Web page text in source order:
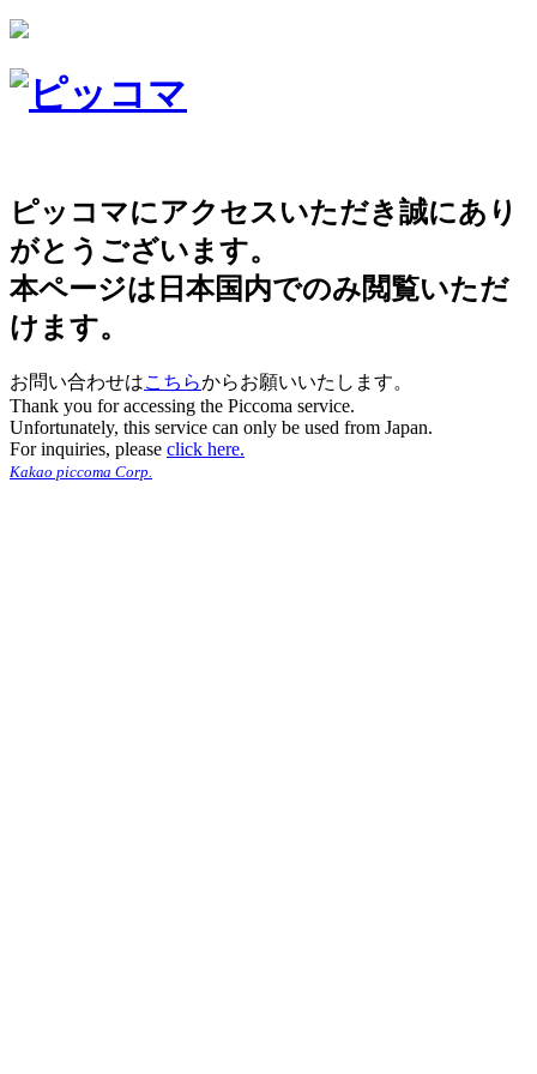
ピッコマにアクセスいただき誠にあり
がとうございます。
本ページは日本国内でのみ閲覧いただ
けます。
お問い合わせはこちらからお願いいたします。
Thank you for accessing the Piccoma service.
Unfortunately, this service can only be used from Japan.
For inquiries, please click here.
Kakao piccoma Corp.